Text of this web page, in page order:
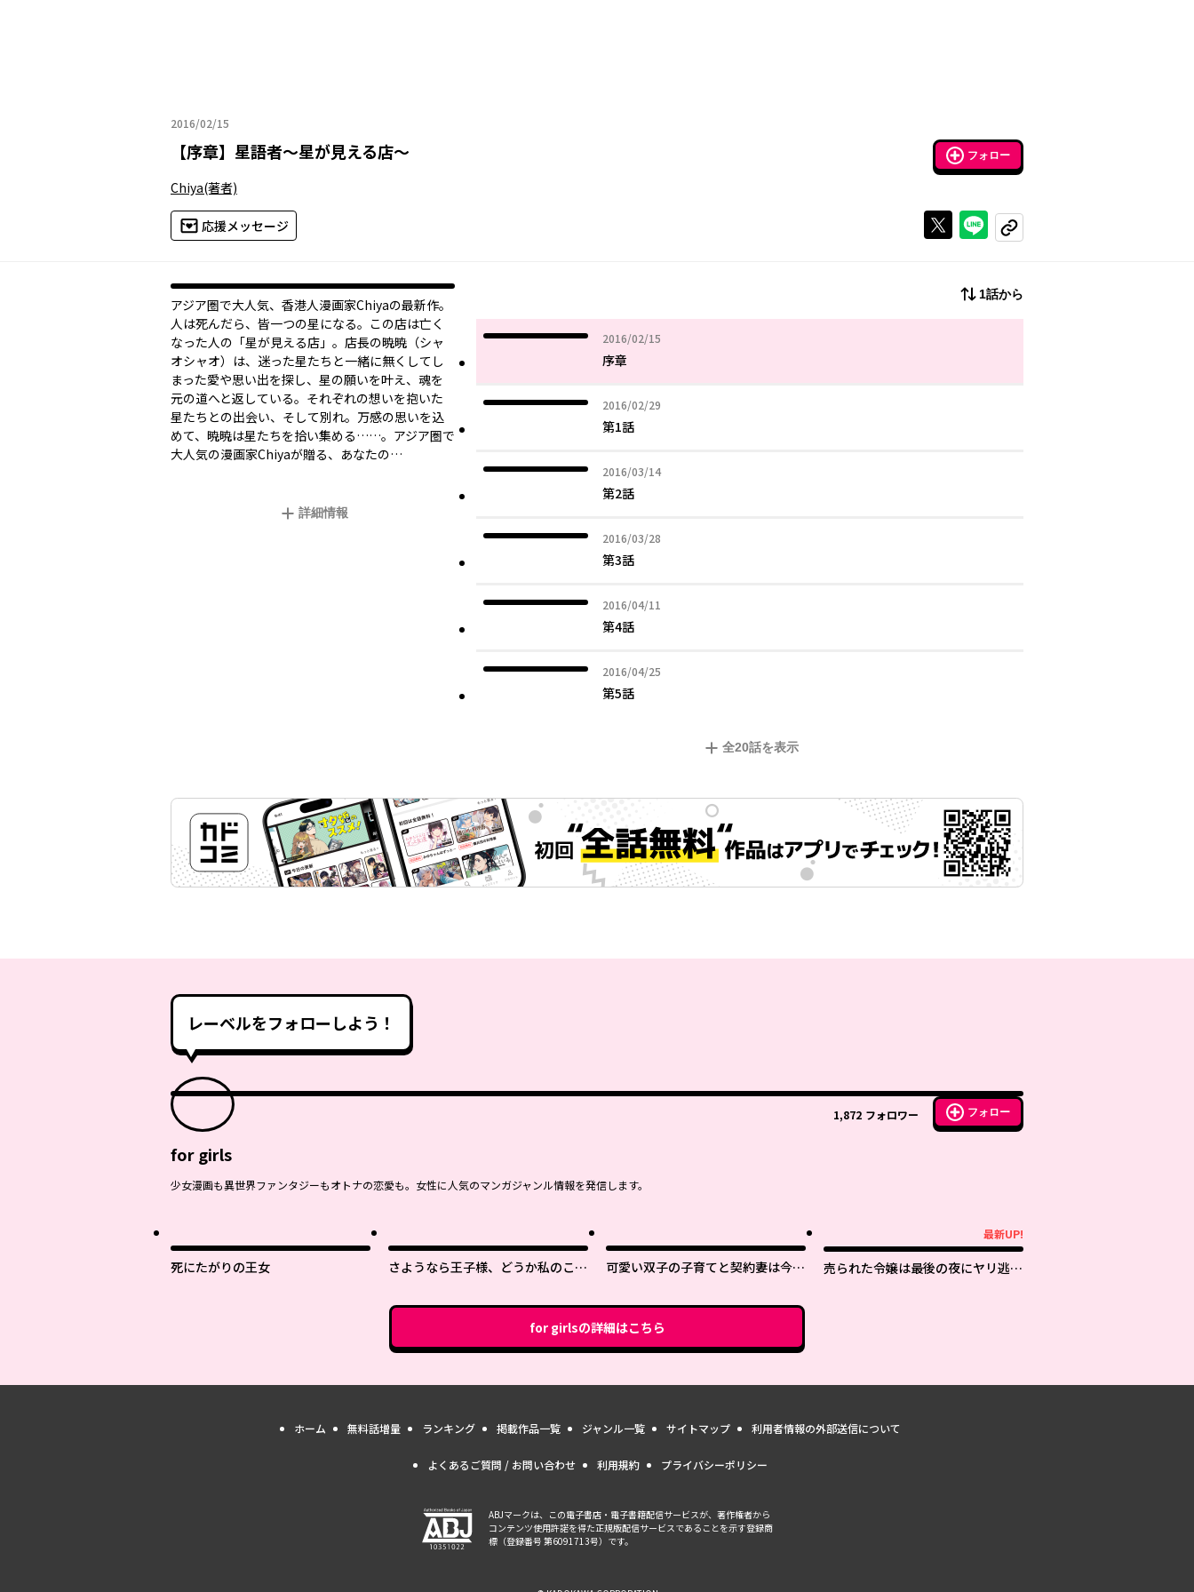
2016/02/15
2016年02月15日
【序章】 星語者～星が見える店～ フォロー
Chiya(著者)
応援メッセージ Xで投稿するラインでシェアする
コピーする
アジア圏で大人気、香港人漫画家Chiyaの最新作。
人は死んだら、皆一つの星になる。この店は亡く
なった人の「星が見える店」。店長の暁暁（シャ
オシャオ）は、迷った星たちと一緒に無くしてし
まった愛や思い出を探し、星の願いを叶え、魂を
元の道へと返している。それぞれの想いを抱いた
星たちとの出会い、そして別れ。万感の思いを込
めて、暁暁は星たちを拾い集める……。アジア圏で
大人気の漫画家Chiyaが贈る、あなたの…
詳細情報
1話から
2016/02/15
2016年02月15日
序章
2016/02/29
2016年02月29日
第1話
2016/03/14
2016年03月14日
第2話
2016/03/28
2016年03月28日
第3話
2016/04/11
2016年04月11日
第4話
2016/04/25
2016年04月25日
第5話
全20話を表示
レーベルをフォローしよう！
1,872 フォロワー フォロー
for girls
少女漫画も異世界ファンタジーもオトナの恋愛も。女性に人気のマンガジャンル情報を発信します。
死にたがりの王女
さようなら王子様、どうか私のこと
可愛い双子の子育てと契約妻は今日
最新UP!
売られた令嬢は最後の夜にヤリ逃げ
for girlsの詳細はこちら
ホーム 無料話増量 ランキング 掲載作品一覧 ジャンル一覧 サイトマップ 利用者情報の外部送信について
よくあるご質問 / お問い合わせ 利用規約 プライバシーポリシー
ABJマークは、この電子書店・電子書籍配信サービスが、著作権者から
コンテンツ使用許諾を得た正規版配信サービスであることを示す登録商
標（登録番号 第6091713号）です。